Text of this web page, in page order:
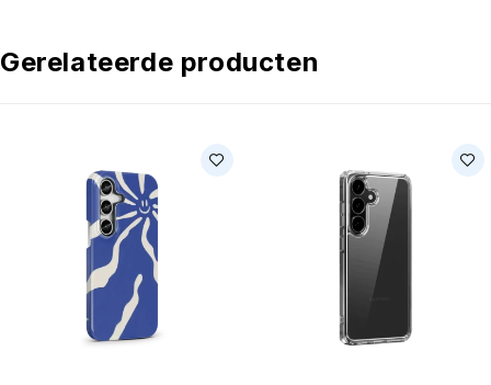
Gerelateerde producten